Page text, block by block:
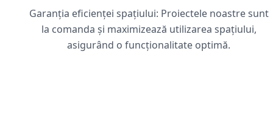
Garanția eficienței spațiului: Proiectele noastre sunt
la comanda și maximizează utilizarea spațiului,
asigurând o funcționalitate optimă.